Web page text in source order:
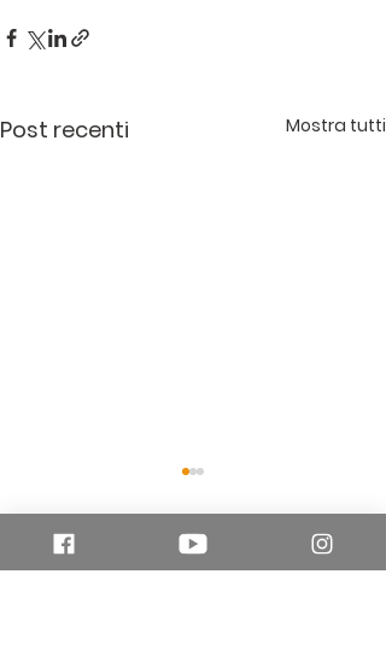
Post recenti Mostra tutti
Commenti